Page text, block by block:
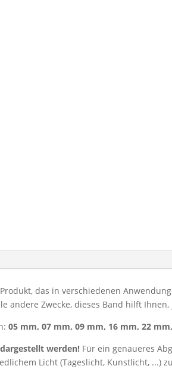
das in verschiedenen
andere Zwecke, dieses Band hilft
05 mm, 07 mm, 09 mm, 16 mm, 22
werden! Für ein genaueres
Licht (Tageslicht, Kunstlicht, ...)